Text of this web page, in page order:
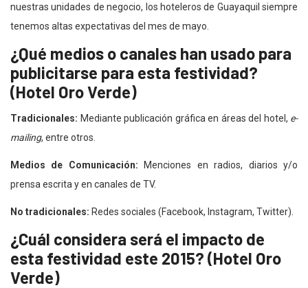
nuestras unidades de negocio, los hoteleros de Guayaquil siempre
tenemos altas expectativas del mes de mayo.
¿Qué medios o canales han usado para
publicitarse para esta festividad?
(Hotel Oro Verde)
Tradicionales: Mediante publicación gráfica en áreas del hotel, e-
mailing, entre otros.
Medios de Comunicación: Menciones en radios, diarios y/o
prensa escrita y en canales de TV.
No tradicionales: Redes sociales (Facebook, Instagram, Twitter).
¿Cuál considera será el impacto de
esta festividad este 2015? (Hotel Oro
Verde)